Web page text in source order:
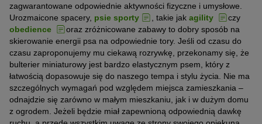
zagwarantowane odpowiednie aktywności fizyczne i umysłowe.
Urozmaicone spacery, psie sporty , takie jak agility
czy
obedience
oraz zróżnicowane zabawy to dobry sposób na
skierowanie energii psa na odpowiednie tory. Jeśli od czasu do
czasu zaproponujemy mu ciekawą rozrywkę, przekonamy się, że
bulterier miniaturowy jest bardzo elastycznym psem, który z
łatwością dopasowuje się do naszego tempa i stylu życia. Nie ma
szczególnych wymagań pod względem miejsca zamieszkania –
odnajdzie się zarówno w małym mieszkaniu, jak i w dużym domu
z ogrodem. Jeżeli będzie miał zapewnioną odpowiednią dawkę